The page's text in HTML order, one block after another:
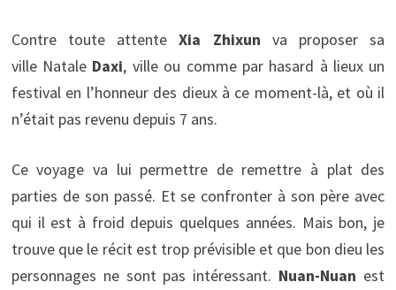
Contre toute attenteXia Zhixun va proposer sa
ville Natale Daxi, ville ou comme par hasard à lieux un
festival en l’honneur des dieux à ce moment-là, et où il
n’était pas revenu depuis 7 ans.
Ce voyage va lui permettre de remettre à plat des
parties de son passé. Et se confronter à son père avec
qui il est à froid depuis quelques années. Mais bon, je
trouve que le récit est trop prévisible et que bon dieu les
personnages ne sont pas intéressant. Nuan-Nuan est